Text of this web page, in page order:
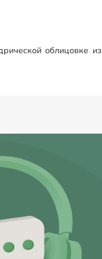
облицовке из